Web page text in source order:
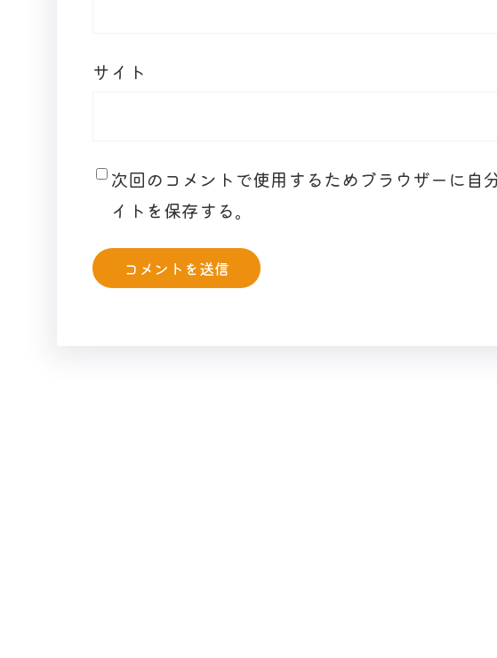
サイト
次回のコメントで使用するためブラウザーに自
イトを保存する。